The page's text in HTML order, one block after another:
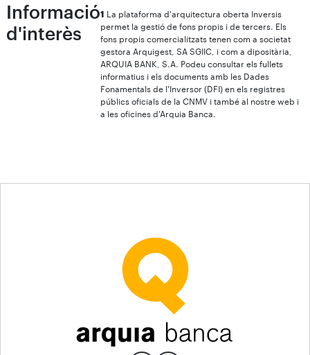
Informació
d'interès
1 La plataforma d'arquitectura oberta Inversis
permet la gestió de fons propis i de tercers. Els
fons propis comercialitzats tenen com a societat
gestora Arquigest, SA SGIIC, i com a dipositària,
ARQUIA BANK, S.A. Podeu consultar els fullets
informatius i els documents amb les Dades
Fonamentals de l'Inversor (DFI) en els registres
públics oficials de la CNMV i també al nostre web i
a les oficines d'Arquia Banca.